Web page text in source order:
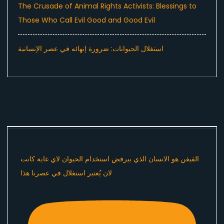
The Crusade of Animal Rights Activists: Blessings to
Those Who Call Evil Good and Good Evil
استغلال الحيوانات: ضرورة إنهائه في عصر الإنسانية
الفيغن هو الانسان الذي بيرفض استخدام الحيوان لاي غاية كانت